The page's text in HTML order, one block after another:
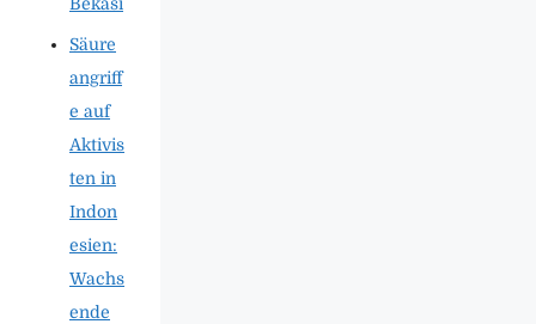
Bekasi
Säure
angriff
e auf
Aktivis
ten in
Indon
esien:
Wachs
ende